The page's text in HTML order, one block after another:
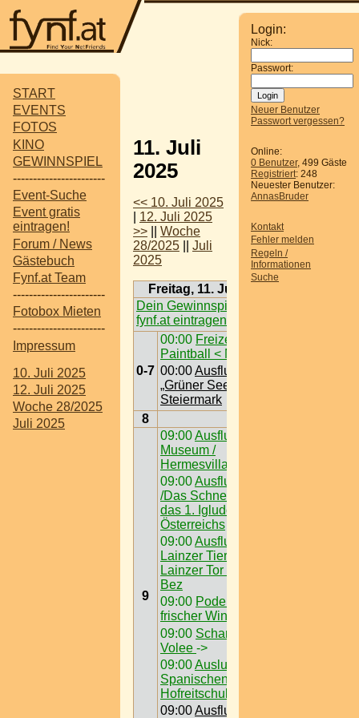
START
EVENTS
FOTOS
KINO
GEWINNSPIEL
-----------------------
Event-Suche
Event gratis
eintragen!
Forum / News
Gästebuch
Fynf.at Team
-----------------------
Fotobox Mieten
-----------------------
Impressum
10. Juli 2025
12. Juli 2025
Woche 28/2025
Juli 2025
Login:
Nick:
Passwort:
Neuer Benutzer
Passwort vergessen?
Online:
0 Benutzer, 499 Gäste
Registriert: 248
Neuester Benutzer:
AnnasBruder
Kontakt
Fehler melden
Regeln /
Informationen
Suche
11. Juli
2025
<< 10. Juli 2025
12. Juli 2025
>>
Woche
28/2025
Juli
2025
Freitag, 11. Juli 2025
Dein Gewinnspiel auf
fynf.at eintragen
0-7
00:00 Freizeit /
Paintball < Nö >
00:00Ausflugsziel /
„Grüner See“ @
Steiermark
8
9
09:00Ausflugsziel /
Museum /
Hermesvilla
09:00Ausflugsziel
/Das Schneedorf -
das 1. Igludorf
Österreichs
09:00Ausflugsziel /
Lainzer Tiergarten @
Lainzer Tor > W < 13
Bez
09:00 Podersdorf -
frischer Wind am See
09:00 Schanigärten /
Volee ->
09:00Auslugsziel /
Spanischen
Hofreitschule
09:00Ausflugsziel /